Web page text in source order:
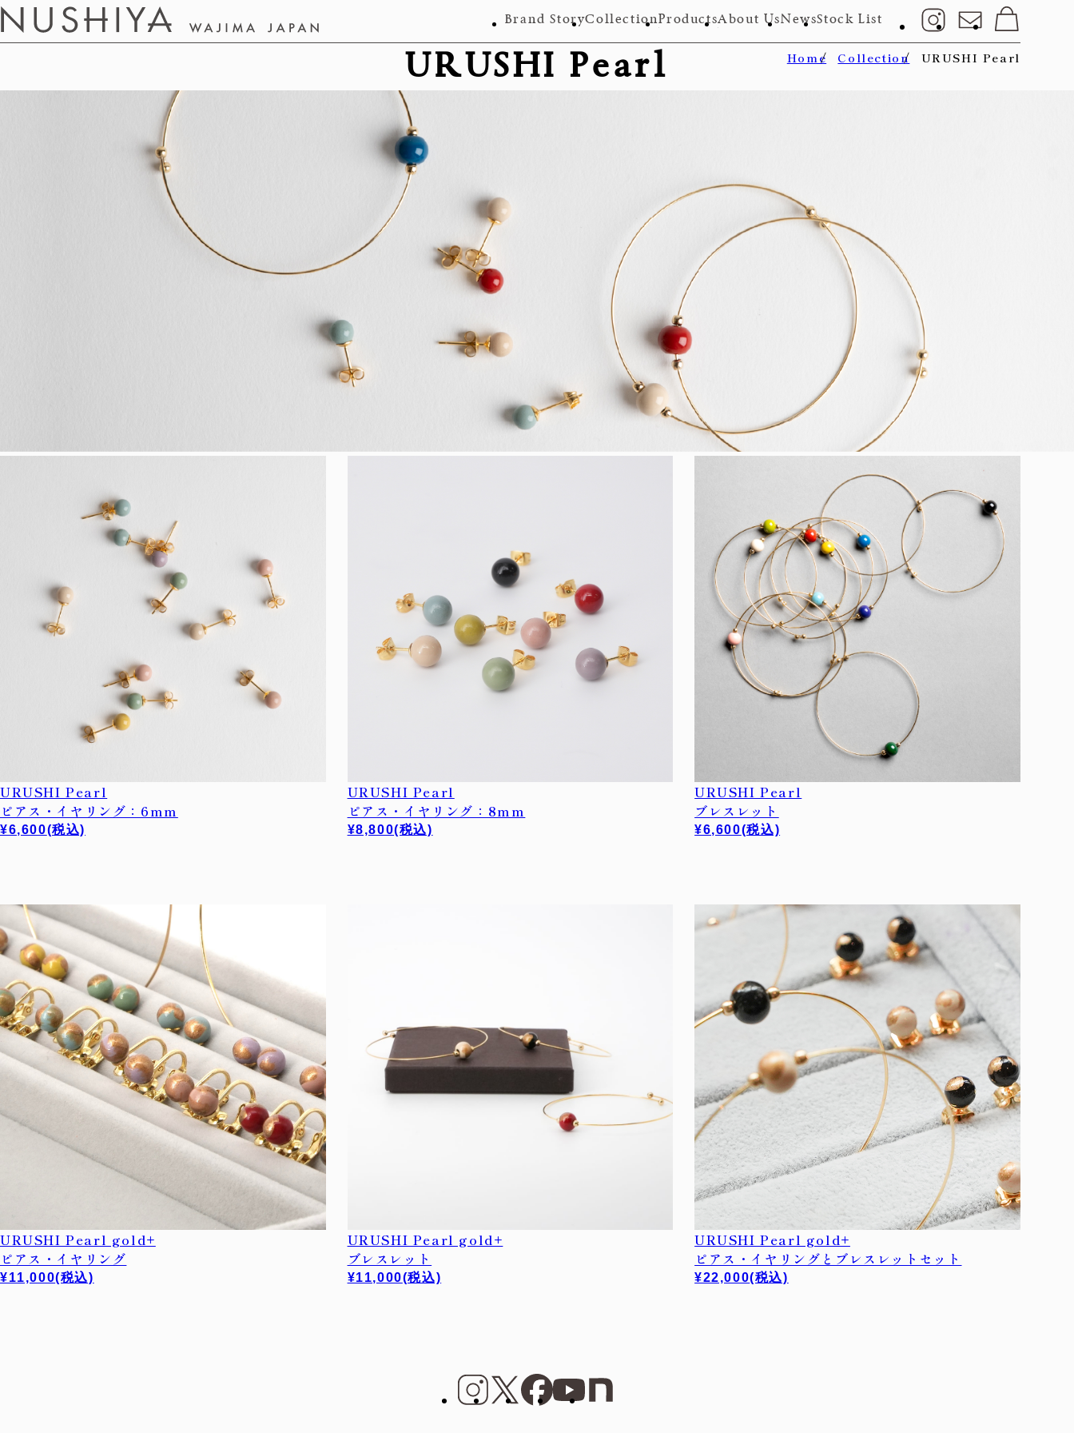
Brand StoryCollectionProductsAbout Us NewsStock List
Home Collection URUSHI Pearl
URUSHI Pearl
URUSHI Pearl
ピアス・イヤリング：6mm
¥6,600(税込)
URUSHI Pearl
ピアス・イヤリング：8mm
¥8,800(税込)
URUSHI Pearl
ブレスレット
¥6,600(税込)
URUSHI Pearl gold+
ピアス・イヤリング
¥11,000(税込)
URUSHI Pearl gold+
ブレスレット
¥11,000(税込)
URUSHI Pearl gold+
ピアス・イヤリングとブレスレットセット
¥22,000(税込)